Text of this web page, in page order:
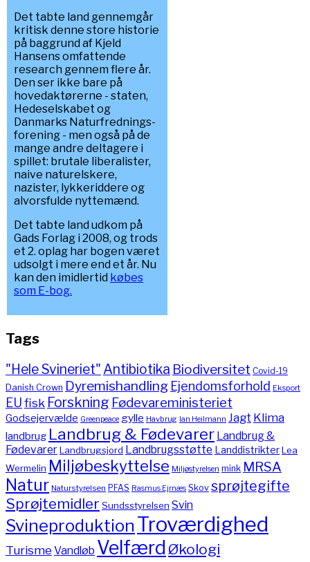
Det tabte land gennemgår
kritisk denne store historie
på baggrund af Kjeld
Hansens omfattende
research gennem flere år.
Den ser ikke bare på
hovedaktørerne - staten,
Hedeselskabet og
Danmarks Naturfrednings-
forening - men også på de
mange andre deltagere i
spillet: brutale liberalister,
naive naturelskere,
nazister, lykkeriddere og
alvorsfulde nyttemænd.
Det tabte land udkom på
Gads Forlag i 2008, og trods
et 2. oplag har bogen været
udsolgt i mere end et år. Nu
kan den imidlertid købes
som E-bog.
Tags
"Hele Svineriet" Antibiotika Biodiversitet Covid-19
Danish Crown Dyremishandling Ejendomsforhold Eksport
EUfisk Forskning Fødevareministeriet
Godsejervælde Greenpeace gylle Havbrug Ian Heilmann Jagt Klima
landbrug Landbrug & Fødevarer Landbrug &
FødevarerLandbrugsjord Landbrugsstøtte LanddistrikterLea
Wermelin Miljøbeskyttelse Miljøstyrelsen mink MRSA
Natur Naturstyrelsen PFAS Rasmus Ejrnæs Skov sprøjtegifte
Sprøjtemidler Sundsstyrelsen Svin
Svineproduktion Troværdighed
TurismeVandløb Velfærd Økologi